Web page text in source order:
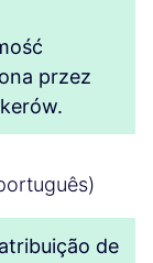
przez
de